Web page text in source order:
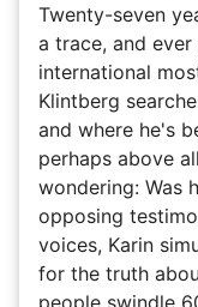
Twenty-seven
a trace, and ever
international
Klintberg
and where he's
perhaps above
wondering: Was
opposing
voices, Karin
for the truth
people swindle